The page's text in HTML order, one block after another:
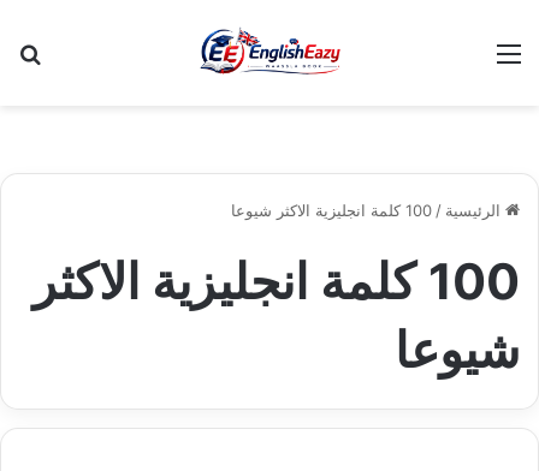
القائمة
الرئيسية / 100 كلمة انجليزية الاكثر شيوعا
100 كلمة انجليزية الاكثر
شيوعا